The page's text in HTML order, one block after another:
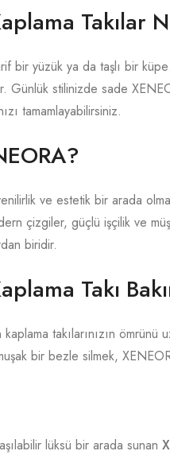
Takılar
bir yüzük ya da taşlı bir
Günlük stilinizde sade
tamamlayabilirsiniz.
ve estetik bir arada
çizgiler, güçlü işçilik ve
biridir.
Takı
takılarınızın
bir bezle silmek,
lüksü bir arada sunan